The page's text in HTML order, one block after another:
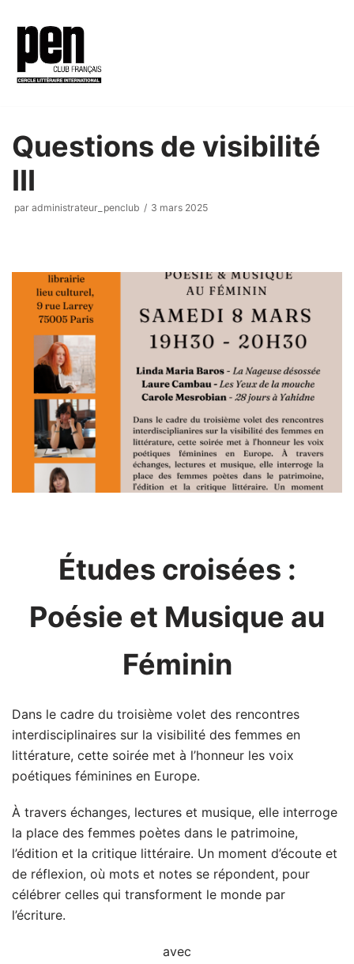
au
contenu
Questions de visibilité
III
par administrateur_penclub 3 mars 2025
Études croisées :
Poésie et Musique au
Féminin
Dans le cadre du troisième volet des rencontres
interdisciplinaires sur la visibilité des femmes en
littérature, cette soirée met à l’honneur les voix
poétiques féminines en Europe.
À travers échanges, lectures et musique, elle interroge
la place des femmes poètes dans le patrimoine,
l’édition et la critique littéraire. Un moment d’écoute et
de réflexion, où mots et notes se répondent, pour
célébrer celles qui transforment le monde par
l’écriture.
avec